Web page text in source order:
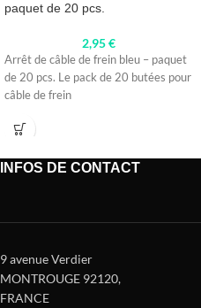
paquet de 20 pcs.
2,95€
Arrêt de câble de frein bleu – paquet
de 20 pcs. Le pack de 20 butées pour
câble de frein
INFOS DE CONTACT
9 avenue Verdier
MONTROUGE 92120,
FRANCE